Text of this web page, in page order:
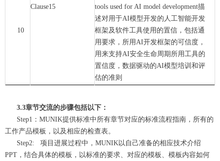
10
Clause15
tools used for AI model development描
述对用于AI模型开发的人工智能开发
框架及软件工具使用的置信，包括通
用要求，所用AI开发框架的可信度，
用来支持AI安全生命周期所用工具的
置信度，数据驱动的AI模型培训和评
估的准则
3.3章节交流的步骤包括以下：
Step1：MUNIK提供标准中所有章节对应的标准流程指南，所有的
工作产品模板，以及相应的检查表。
Step2: 项目进展过程中，MUNIK以自己准备的相应技术介绍
PPT，结合具体的模板，以标准的要求、对应的模板、模板内容如何